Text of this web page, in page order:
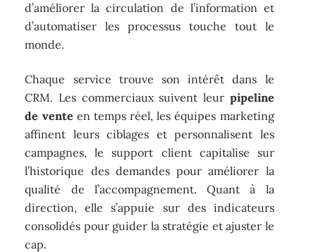
d’améliorer la circulation de l’information et
d’automatiser les processus touche tout le
monde.
Chaque service trouve son intérêt dans le
CRM. Les commerciaux suivent leur pipeline
de vente en temps réel, les équipes marketing
affinent leurs ciblages et personnalisent les
campagnes, le support client capitalise sur
l’historique des demandes pour améliorer la
qualité de l’accompagnement. Quant à la
direction, elle s’appuie sur des indicateurs
consolidés pour guider la stratégie et ajuster le
cap.